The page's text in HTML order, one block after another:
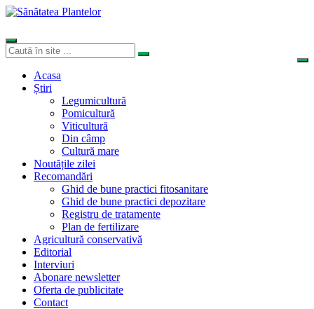
Acasa
Știri
Legumicultură
Pomicultură
Viticultură
Din câmp
Cultură mare
Noutățile zilei
Recomandări
Ghid de bune practici fitosanitare
Ghid de bune practici depozitare
Registru de tratamente
Plan de fertilizare
Agricultură conservativă
Editorial
Interviuri
Abonare newsletter
Oferta de publicitate
Contact